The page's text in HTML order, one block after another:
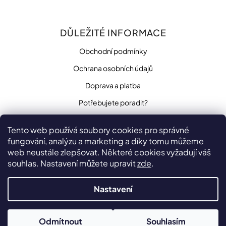
Tento web používá soubory cookies pro správné
fungování, analýzu a marketing a díky tomu můžeme
web neustále zlepšovat. Některé cookies vyžadují váš
souhlas. Nastavení můžete upravitzde.
Nastavení
Odmítnout Souhlasím
DŮLEŽITÉ INFORMACE
Obchodní podmínky
Ochrana osobních údajů
Doprava a platba
Potřebujete poradit?
SLEDUJTE NÁS
Vytvořilo na platformě ShoptetCopyright 2026